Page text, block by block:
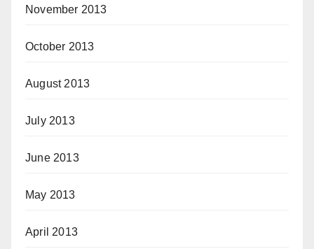
November 2013
October 2013
August 2013
July 2013
June 2013
May 2013
April 2013